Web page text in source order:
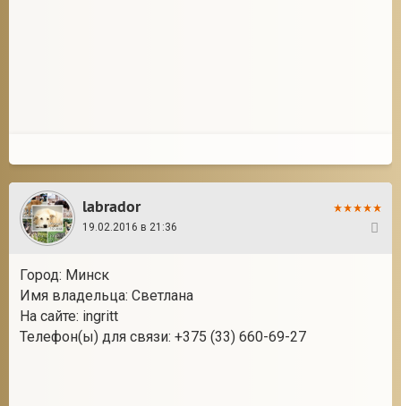
labrador
19.02.2016 в 21:36
Город: Минск
Имя владельца: Светлана
На сайте: ingritt
Телефон(ы) для связи: +375 (33) 660-69-27